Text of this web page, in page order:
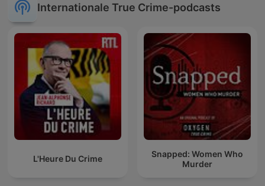
Internationale True Crime-podcasts
L'Heure Du Crime
Snapped: Women Who
Murder